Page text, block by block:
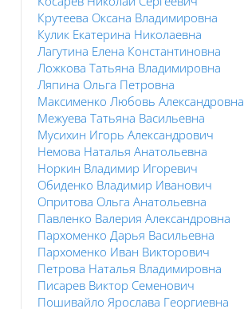
Крутеева Оксана Владимировна
Кулик Екатерина Николаевна
Лагутина Елена Константиновна
Ложкова Татьяна Владимировна
Ляпина Ольга Петровна
Максименко Любовь Александровна
Межуева Татьяна Васильевна
Мусихин Игорь Александрович
Немова Наталья Анатольевна
Норкин Владимир Игоревич
Обиденко Владимир Иванович
Опритова Ольга Анатольевна
Павленко Валерия Александровна
Пархоменко Дарья Васильевна
Пархоменко Иван Викторович
Петрова Наталья Владимировна
Писарев Виктор Семенович
Пошивайло Ярослава Георгиевна